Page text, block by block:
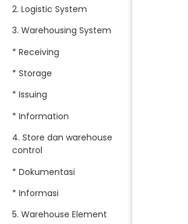
2. Logistic System
3. Warehousing System
* Receiving
* Storage
* Issuing
* Information
4. Store dan warehouse
control
* Dokumentasi
* Informasi
5. Warehouse Element